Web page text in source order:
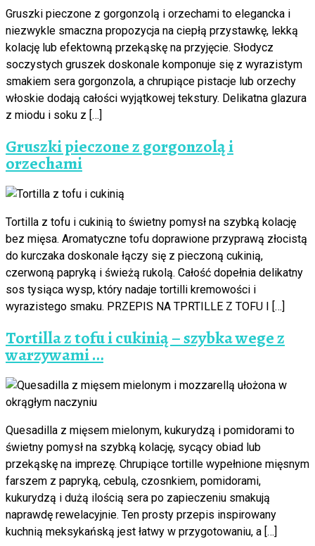
Gruszki pieczone z gorgonzolą i orzechami to elegancka i
niezwykle smaczna propozycja na ciepłą przystawkę, lekką
kolację lub efektowną przekąskę na przyjęcie. Słodycz
soczystych gruszek doskonale komponuje się z wyrazistym
smakiem sera gorgonzola, a chrupiące pistacje lub orzechy
włoskie dodają całości wyjątkowej tekstury. Delikatna glazura
z miodu i soku z […]
Gruszki pieczone z gorgonzolą i
orzechami
Tortilla z tofu i cukinią to świetny pomysł na szybką kolację
bez mięsa. Aromatyczne tofu doprawione przyprawą złocistą
do kurczaka doskonale łączy się z pieczoną cukinią,
czerwoną papryką i świeżą rukolą. Całość dopełnia delikatny
sos tysiąca wysp, który nadaje tortilli kremowości i
wyrazistego smaku. PRZEPIS NA TPRTILLE Z TOFU I […]
Tortilla z tofu i cukinią – szybka wege z
warzywami …
Quesadilla z mięsem mielonym, kukurydzą i pomidorami to
świetny pomysł na szybką kolację, sycący obiad lub
przekąskę na imprezę. Chrupiące tortille wypełnione mięsnym
farszem z papryką, cebulą, czosnkiem, pomidorami,
kukurydzą i dużą ilością sera po zapieczeniu smakują
naprawdę rewelacyjnie. Ten prosty przepis inspirowany
kuchnią meksykańską jest łatwy w przygotowaniu, a […]